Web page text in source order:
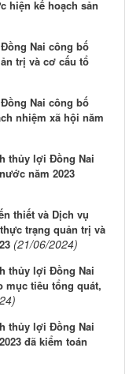
hiện kế hoạch sản
Nai công bố
trị và cơ cấu tổ
Nai công bố
nhiệm xã hội năm
thủy lợi Đồng Nai
năm 2023
thiết và Dịch vụ
trạng quản trị và
(21/06/2024)
thủy lợi Đồng Nai
mục tiêu tổng quát,
thủy lợi Đồng Nai
đã kiểm toán